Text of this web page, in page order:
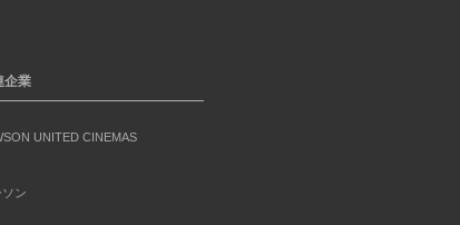
企業
UNITED CINEMAS
ソン